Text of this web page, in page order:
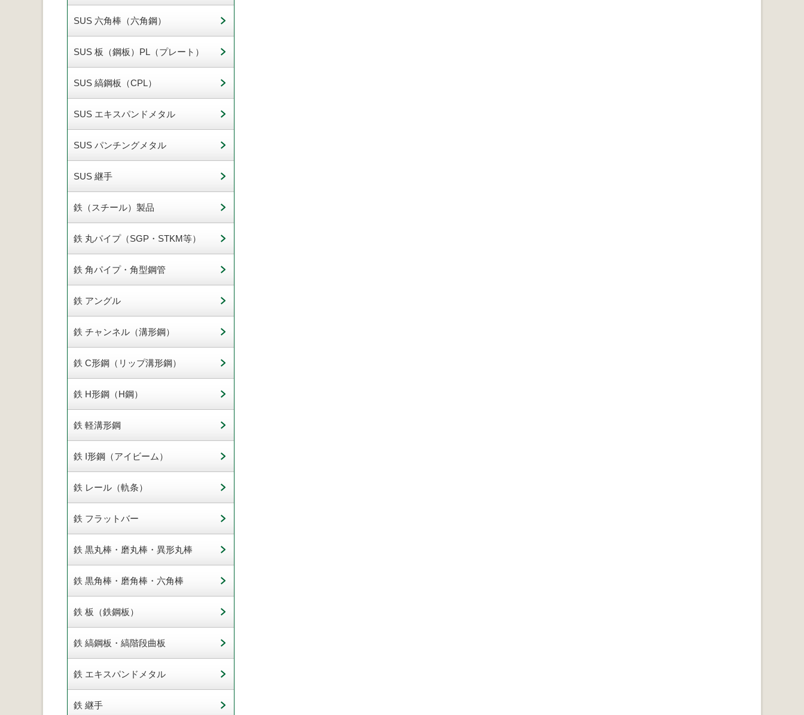
SUS 六角棒（六角鋼）
SUS 板（鋼板）PL（プレート）
SUS 縞鋼板（CPL）
SUS エキスパンドメタル
SUS パンチングメタル
SUS 継手
鉄（スチール）製品
鉄 丸パイプ（SGP・STKM等）
鉄 角パイプ・角型鋼管
鉄 アングル
鉄 チャンネル（溝形鋼）
鉄 C形鋼（リップ溝形鋼）
鉄 H形鋼（H鋼）
鉄 軽溝形鋼
鉄 I形鋼（アイビーム）
鉄 レール（軌条）
鉄 フラットバー
鉄 黒丸棒・磨丸棒・異形丸棒
鉄 黒角棒・磨角棒・六角棒
鉄 板（鉄鋼板）
鉄 縞鋼板・縞階段曲板
鉄 エキスパンドメタル
鉄 継手